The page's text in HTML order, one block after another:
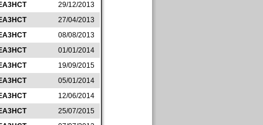
29/12/2013
27/04/2013
08/08/2013
01/01/2014
19/09/2015
05/01/2014
12/06/2014
25/07/2015